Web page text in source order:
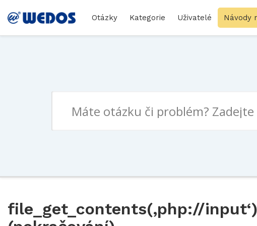
Otázky Kategorie Uživatelé Návody
file_get_contents(‚php://